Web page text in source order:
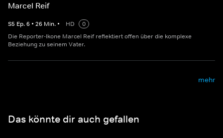
Marcel Reif
S5 Ep.6 • 26 Min. • HD
0
Die Reporter-Ikone Marcel Reif reflektiert offen über die komplexe
Beziehung zu seinem Vater.
mehr
Das könnte dir auch gefallen